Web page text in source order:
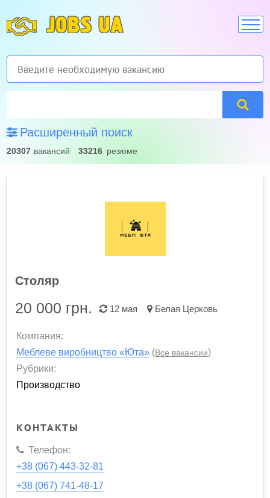
JOBS UA
Расширенный поиск
20307 вакансий 33216 резюме
Столяр
20 000 грн. 12 мая Белая Церковь
Компания:
Меблеве виробництво «Юта» (Все вакансии)
Рубрики:
Производство
КОНТАКТЫ
Телефон:
+38 (067) 443-32-81
+38 (067) 741-48-17